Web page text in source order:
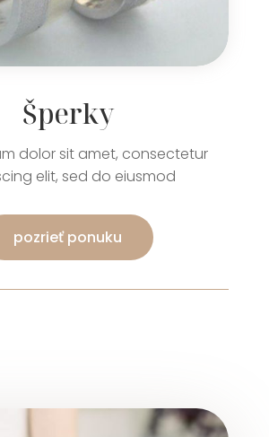
Šperky
dolor sit amet, consectetur
elit, sed do eiusmod
pozrieť ponuku